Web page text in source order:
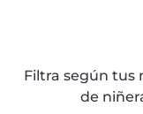
Filtra según tus
de